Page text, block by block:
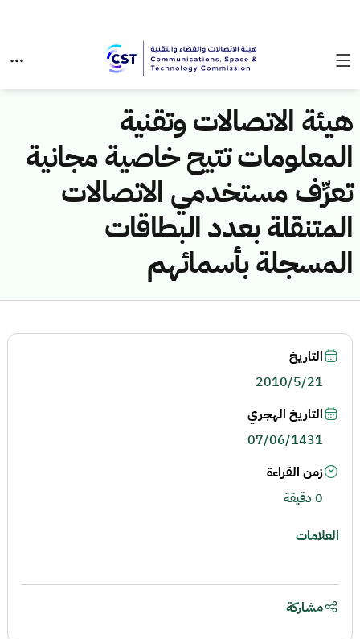
هيئة الاتصالات وتقنية
المعلومات تتيح خاصية مجانية
تعرِّف مستخدمي الاتصالات
المتنقلة بعدد البطاقات
المسجلة بأسمائهم
التاريخ
2010/5/21
التاريخ الهجري
07/06/1431
زمن القراءة
0 دقيقة
العلامات
مشاركة